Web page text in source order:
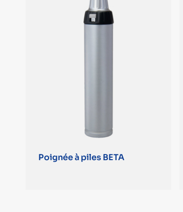
Poignée à piles BETA